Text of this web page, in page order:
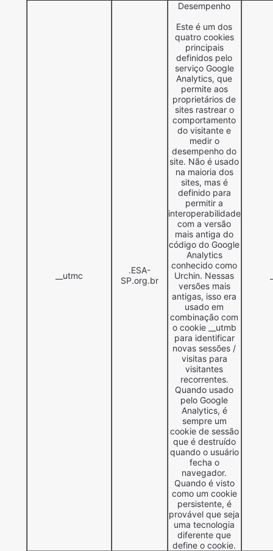
__utmc
.ESA-
SP.org.br
Desempenho
Este é um dos
quatro cookies
principais
definidos pelo
serviço Google
Analytics, que
permite aos
proprietários de
sites rastrear o
comportamento
do visitante e
medir o
desempenho do
site. Não é usado
na maioria dos
sites, mas é
definido para
permitir a
interoperabilidade
com a versão
mais antiga do
código do Google
Analytics
conhecido como
Urchin. Nessas
versões mais
antigas, isso era
usado em
combinação com
o cookie __utmb
para identificar
novas sessões /
visitas para
visitantes
recorrentes.
Quando usado
pelo Google
Analytics, é
sempre um
cookie de sessão
que é destruído
quando o usuário
fecha o
navegador.
Quando é visto
como um cookie
persistente, é
provável que seja
uma tecnologia
diferente que
define o cookie.